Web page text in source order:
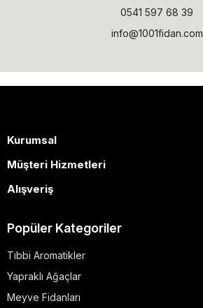
0541 597 68 39
info@1001fidan.com
Kurumsal
Müşteri Hizmetleri
Alışveriş
Popüler Kategoriler
Tıbbi Aromatikler
Yapraklı Ağaçlar
Meyve Fidanları